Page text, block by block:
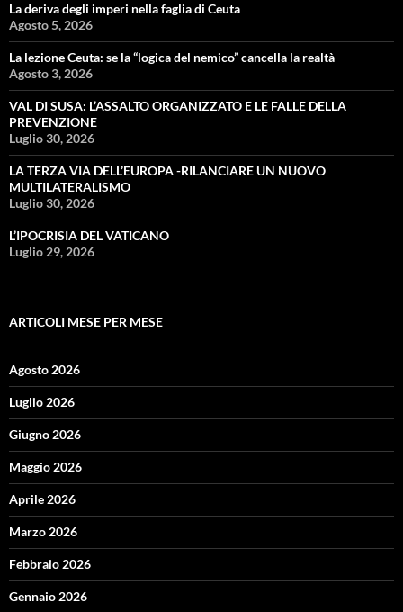
La deriva degli imperi nella faglia di Ceuta
Agosto 5, 2026
La lezione Ceuta: se la “logica del nemico” cancella la realtà
Agosto 3, 2026
VAL DI SUSA: L’ASSALTO ORGANIZZATO E LE FALLE DELLA
PREVENZIONE
Luglio 30, 2026
LA TERZA VIA DELL’EUROPA -RILANCIARE UN NUOVO
MULTILATERALISMO
Luglio 30, 2026
L’IPOCRISIA DEL VATICANO
Luglio 29, 2026
ARTICOLI MESE PER MESE
Agosto 2026
Luglio 2026
Giugno 2026
Maggio 2026
Aprile 2026
Marzo 2026
Febbraio 2026
Gennaio 2026